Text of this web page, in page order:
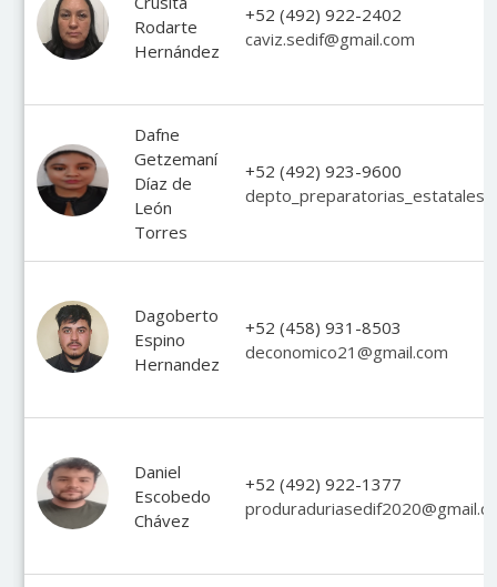
Rodarte
Hernández
+52 (492) 922-2402
caviz.sedif@gmail.com
Dafne
Getzemaní
Díaz de
León
Torres
+52 (492) 923-9600
Dagoberto
Espino
Hernandez
+52 (458) 931-8503
deconomico21@gmail.com
Daniel
Escobedo
Chávez
+52 (492) 922-1377